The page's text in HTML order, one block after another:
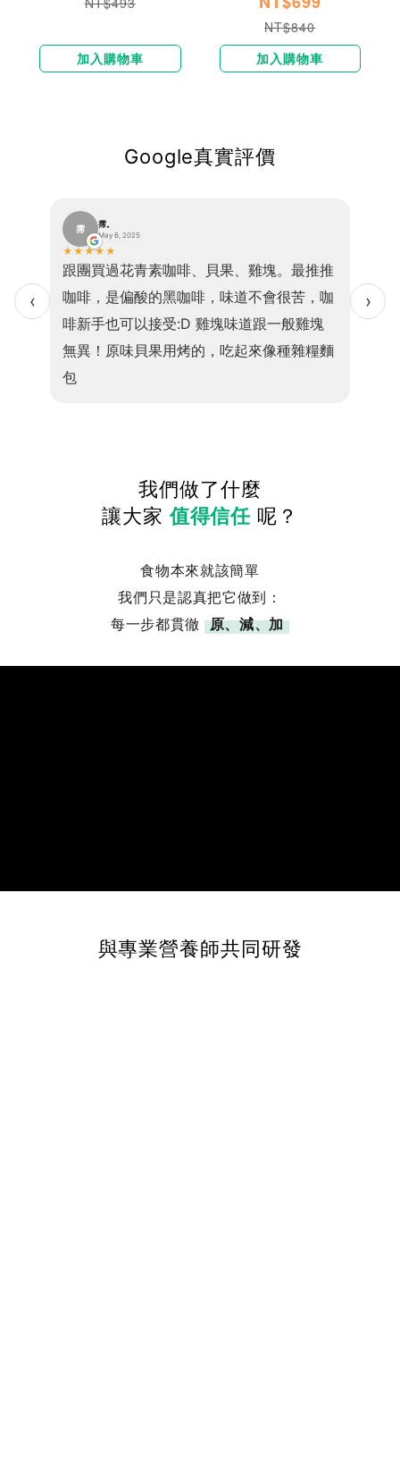
加入購物車
NT$840
加入購物車
Google真實評價
‹
且吃
是高
霈 霈。
May 6, 2025
★ ★ ★★ ★
跟團買過花青素咖啡、貝果、雞塊。最推推
咖啡，是偏酸的黑咖啡，味道不會很苦，咖
啡新手也可以接受:D 雞塊味道跟一般雞塊
無異！原味貝果用烤的，吃起來像種雜糧麵
包
乎1
小孩
›
我們做了什麼
讓大家值得信任 呢？
食物本來就該簡單
我們只是認真把它做到：
每一步都貫徹 原、減、加
與專業營養師共同研發